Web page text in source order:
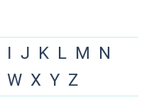
I J K L M N
W X Y Z